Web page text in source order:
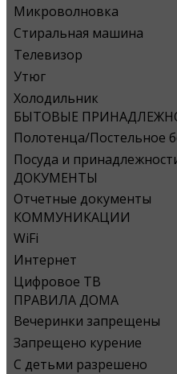
Микроволновка
Стиральная машина
Телевизор
Утюг
Холодильник
БЫТОВЫЕ
Полотенца/Постельное
Посуда и
ДОКУМЕНТЫ
Отчетные документы
КОММУНИКАЦИИ
WiFi
Интернет
Цифровое ТВ
ПРАВИЛА ДОМА
Вечеринки запрещены
Запрещено курение
С детьми разрешено